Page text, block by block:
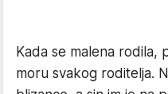
Kada se malena rodila,
moru svakog roditelja.